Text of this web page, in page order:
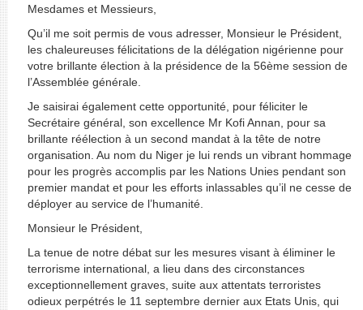
Mesdames et Messieurs,
Qu’il me soit permis de vous adresser, Monsieur le Président,
les chaleureuses félicitations de la délégation nigérienne pour
votre brillante élection à la présidence de la 56ème session de
l’Assemblée générale.
Je saisirai également cette opportunité, pour féliciter le
Secrétaire général, son excellence Mr Kofi Annan, pour sa
brillante réélection à un second mandat à la tête de notre
organisation. Au nom du Niger je lui rends un vibrant hommage
pour les progrès accomplis par les Nations Unies pendant son
premier mandat et pour les efforts inlassables qu’il ne cesse de
déployer au service de l’humanité.
Monsieur le Président,
La tenue de notre débat sur les mesures visant à éliminer le
terrorisme international, a lieu dans des circonstances
exceptionnellement graves, suite aux attentats terroristes
odieux perpétrés le 11 septembre dernier aux Etats Unis, qui